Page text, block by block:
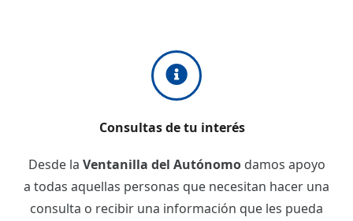
Consultas de tu interés
Desde la Ventanilla del Autónomodamos apoyo
a todas aquellas personas que necesitan hacer una
consulta o recibir una información que les pueda